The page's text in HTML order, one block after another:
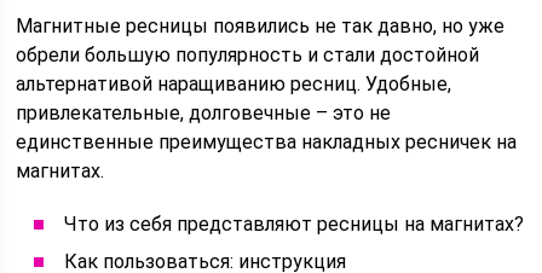
Магнитные ресницы появились не так давно, но уже
обрели большую популярность и стали достойной
альтернативой наращиванию ресниц. Удобные,
привлекательные, долговечные – это не
единственные преимущества накладных ресничек на
магнитах.
Что из себя представляют ресницы на магнитах?
Как пользоваться: инструкция